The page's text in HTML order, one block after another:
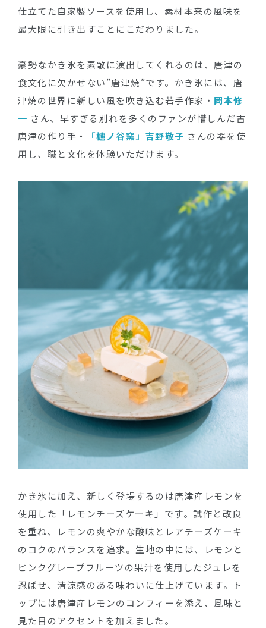
仕立てた自家製ソースを使用し、素材本来の風味を
最大限に引き出すことにこだわりました。
豪勢なかき氷を素敵に演出してくれるのは、唐津の
食文化に欠かせない”唐津焼”です。かき氷には、唐
津焼の世界に新しい風を吹き込む若手作家・ 岡本修
一 さん、早すぎる別れを多くのファンが惜しんだ古
唐津の作り手・
「櫨ノ谷窯」吉野敬子 さんの器を使
用し、職と文化を体験いただけます。
かき氷に加え、新しく登場するのは唐津産レモンを
使用した「レモンチーズケーキ」です。試作と改良
を重ね、レモンの爽やかな酸味とレアチーズケーキ
のコクのバランスを追求。生地の中には、レモンと
ピンクグレープフルーツの果汁を使用したジュレを
忍ばせ、清涼感のある味わいに仕上げています。ト
ップには唐津産レモンのコンフィーを添え、風味と
見た目のアクセントを加えました。